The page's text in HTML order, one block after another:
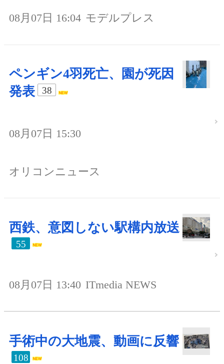
08月07日 16:04 モデルプレス
ペンギン4羽死亡、園が死因
発表
38
08月07日 15:30
オリコンニュース
西鉄、意図しない駅構内放送
55
08月07日 13:40 ITmedia NEWS
手術中の大地震、動画に反響
108